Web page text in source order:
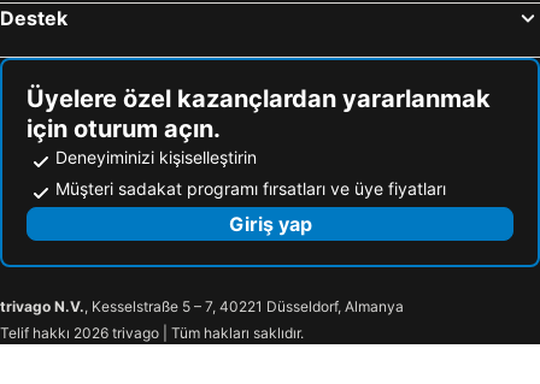
Destek
Üyelere özel kazançlardan yararlanmak
için oturum açın.
Deneyiminizi kişiselleştirin
Müşteri sadakat programı fırsatları ve üye fiyatları
Giriş yap
trivago N.V., Kesselstraße 5 – 7, 40221 Düsseldorf, Almanya
Telif hakkı 2026 trivago | Tüm hakları saklıdır.